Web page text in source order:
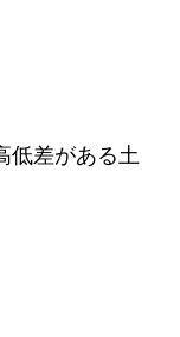
低差がある土